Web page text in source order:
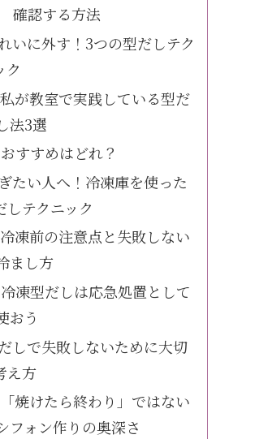
確認する方法
いに外す！3つの型だしテク
ク
私が教室で実践している型だ
法3選
おすすめはどれ？
たい人へ！冷凍庫を使った
しテクニック
冷凍前の注意点と失敗しない
まし方
冷凍型だしは応急処置として
おう
しで失敗しないために大切
え方
「焼けたら終わり」ではない
フォン作りの奥深さ